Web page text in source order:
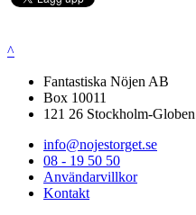
^
Fantastiska Nöjen AB
Box 10011
121 26 Stockholm-Globen
info@nojestorget.se
08 - 19 50 50
Användarvillkor
Kontakt